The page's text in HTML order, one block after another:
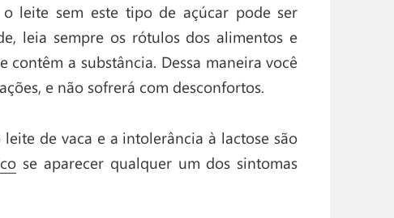
leite sem este tipo de açúcar pode ser
leia sempre os rótulos dos alimentos e
a substância. Dessa maneira você
e não sofrerá com desconfortos.
de vaca e a intolerância à lactose são
se aparecer qualquer um dos sintomas